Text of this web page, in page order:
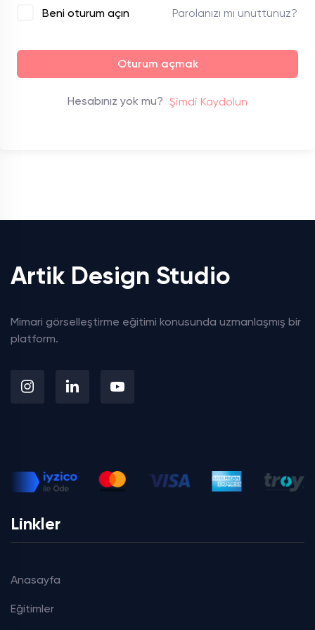
Beni oturum açın Parolanızı mı unuttunuz?
Oturum açmak
Hesabınız yok mu? Şimdi Kaydolun
Artik Design Studio
Mimari görselleştirme eğitimi konusunda uzmanlaşmış bir
platform.
Linkler
Anasayfa
Eğitimler